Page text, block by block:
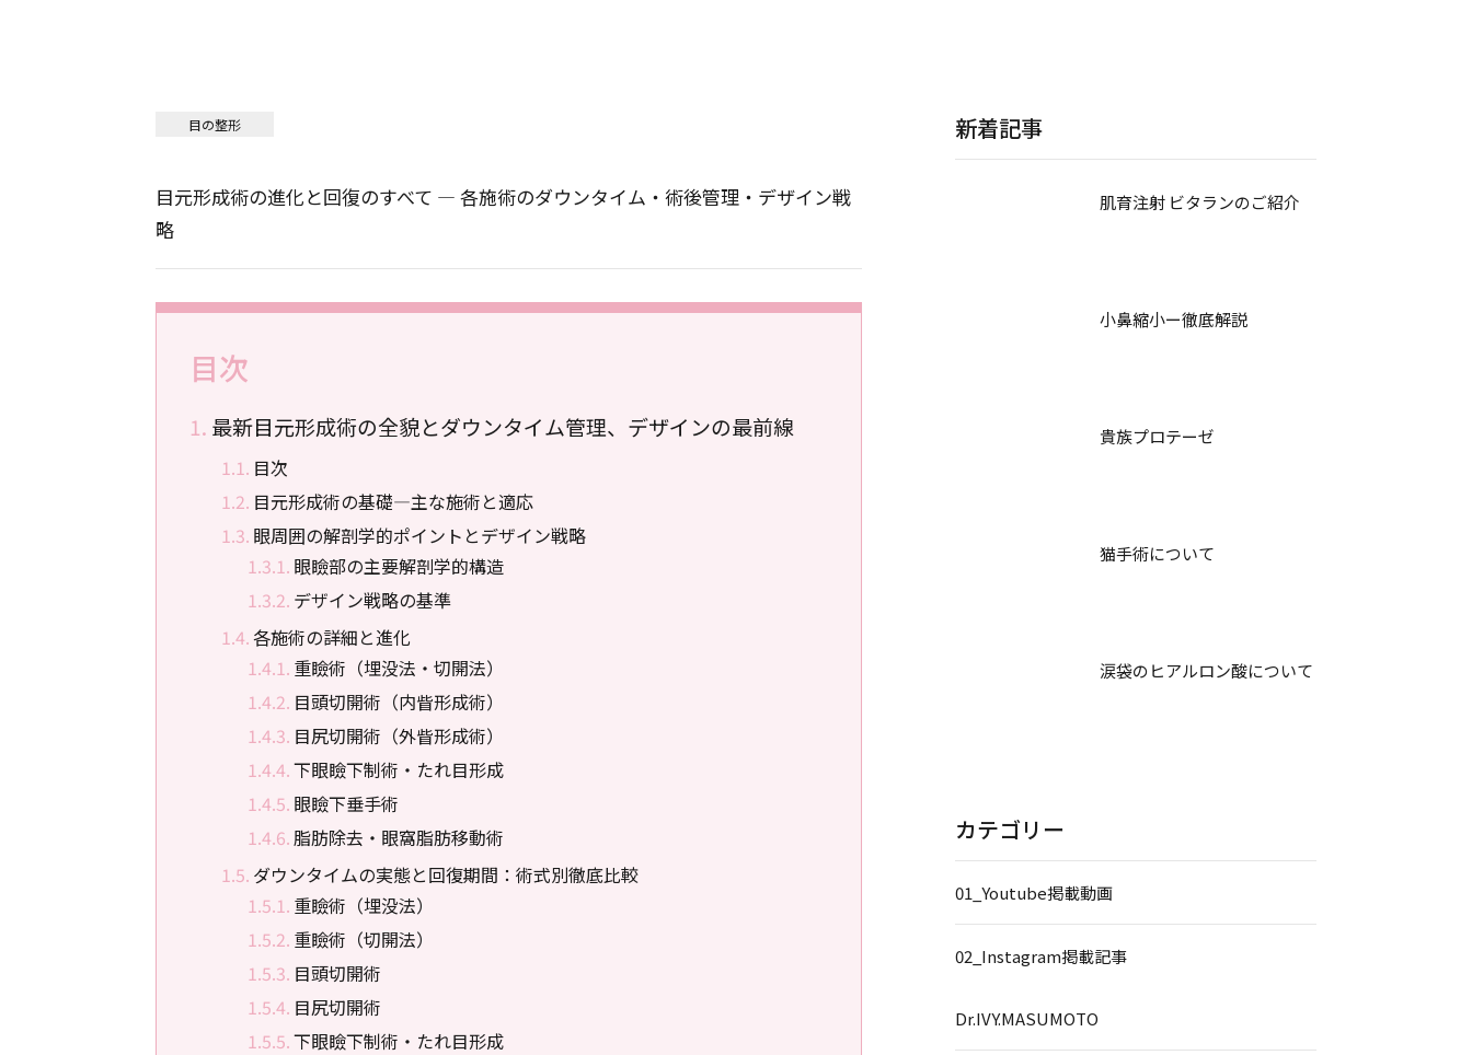
目の整形
目元形成術の進化と回復のすべて ― 各施術のダウンタイム・術後管理・デザイン戦
略
目次
最新目元形成術の全貌とダウンタイム管理、デザインの最前線
目次
目元形成術の基礎―主な施術と適応
眼周囲の解剖学的ポイントとデザイン戦略
眼瞼部の主要解剖学的構造
デザイン戦略の基準
各施術の詳細と進化
重瞼術（埋没法・切開法）
目頭切開術（内眥形成術）
目尻切開術（外眥形成術）
下眼瞼下制術・たれ目形成
眼瞼下垂手術
脂肪除去・眼窩脂肪移動術
ダウンタイムの実態と回復期間：術式別徹底比較
重瞼術（埋没法）
重瞼術（切開法）
目頭切開術
目尻切開術
下眼瞼下制術・たれ目形成
新着記事
肌育注射 ビタランのご紹介
小鼻縮小ー徹底解説
貴族プロテーゼ
猫手術について
涙袋のヒアルロン酸について
カテゴリー
01_Youtube掲載動画
02_Instagram掲載記事
Dr.IVY.MASUMOTO